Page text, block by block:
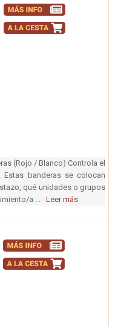
(Rojo / Blanco) Controla el
banderas se colocan
qué unidades o grupos
a ... Leer más